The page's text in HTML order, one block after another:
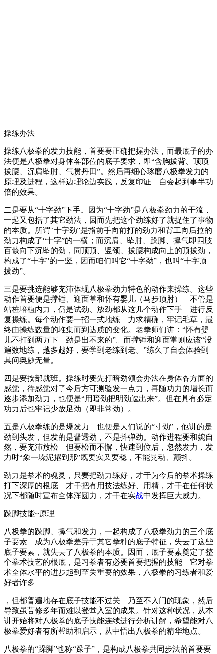
操练办法
操练八极拳的发力技能，首要要正确把握办法，而最底子的办
法便是八极拳对身体各部位的底子要求，即“含胸拔背、顶顶
拔腰、沉肩坠肘、气贯丹田”。然后再细心琢磨八极拳发力的
原理及进程，这样边理论边实践，反复印证，自会起到事半功
倍的效果。
二是要从“十字劲”下手。因为“十字劲”是八极拳劲力的干流，
一起又包括了其它劲法，因而先把这个劲练好了就捉住了事物
的本质。所谓“十字劲”是指前手向前打的劲力和背工向后拉的
劲力构成了“十字”的一横；而沉肩、坠肘、跺脚、擤气即四肢
百骸向下沉坠的劲，同顶顶、竖颈、拔腰构成向上的顶拔劲，
构成了“十字”的一竖，因而咱们叫它“十字劲”，也叫“十字顶
拔劲”。
三是要挑选能够充沛体现八极拳劲力特色的动作来操练。这些
动作首要便是撑锤、迎面掌和怀有婴儿（马步顶肘），不管是
站桩培植内力，仍是试劲、放劲都从这几个动作下手，进行反
复操练。每个动作要一招一式地练，力求精确，牢记毛草，最
终由操练数量的堆集而到达质的变化。老拳师们讲：“怀有婴
儿不打到两万下，劲是出不来的”。而撑锤和迎面掌则应该“没
遍数地练，越多越好，要学到老练到老。”练久了自会体验到
其间奥妙无量。
四是要按部就班。操练时要先打暗劲领会办法在身体各方面的
感觉，待感觉对了今后方可测验发一点力，再随功力的增长而
逐步添加劲力，也便是“用暗劲把明劲逗出来”。但在具有必定
功力后也牢记少放足劲（即非常劲）。
五是八极拳练的是爆发力，也便是人们说的“寸劲”，他讲的是
劲到头发，但发的是督透劲，不是抖弹劲。动作进程要和婉自
然，要充沛放松，但要松而不懈，快速到位后，忽然发力，发
力时“象一垛泥撂到那”既要实又要稳，不能晃动、颤抖。
劲力是拳术的魂灵，只要把劲力练好，才干为今后的拳术操练
打下深厚的根底，才干把有用技法练好、用精，才干在任何状
况下都随时宣布全体浑圆力，才干在实战中发挥巨大威力。
跺脚技能~原理
八极拳的跺脚、擤气和发力，一起构成了八极拳劲力的三个底
子要素，成为八极拳差异于其它拳种的底子特征，失去了这些
底子要素，就失去了八极拳的本质。因而，底子要素奠定了整
个拳术技艺的根底，是习拳者有必要首要把握的技能，它对拳
术全体水平的进步起到至关重要的效果，八极拳的习练者和爱
好者许多
，但都普遍地存在底子技能不过关，乃至不入门的现象，然后
导致虽苦修多年而难以登堂入室的成果。针对这种状况，从本
讲开始将对八极拳的底子技能连续进行分析讲解，希望能对八
极拳爱好者有所帮助和启示，从中悟出八极拳的精华地点。
八极拳的“跺脚”也称“跺子”，是构成八极拳共同步法的首要要